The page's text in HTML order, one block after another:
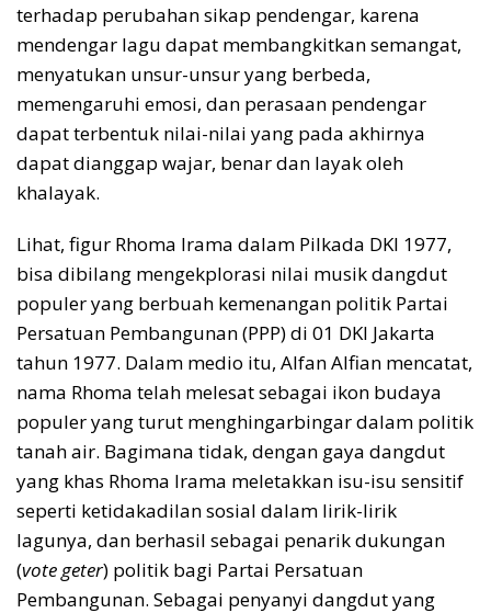
terhadap perubahan sikap pendengar, karena
mendengar lagu dapat membangkitkan semangat,
menyatukan unsur-unsur yang berbeda,
memengaruhi emosi, dan perasaan pendengar
dapat terbentuk nilai-nilai yang pada akhirnya
dapat dianggap wajar, benar dan layak oleh
khalayak.
Lihat, figur Rhoma Irama dalam Pilkada DKI 1977,
bisa dibilang mengekplorasi nilai musik dangdut
populer yang berbuah kemenangan politik Partai
Persatuan Pembangunan (PPP) di 01 DKI Jakarta
tahun 1977. Dalam medio itu, Alfan Alfian mencatat,
nama Rhoma telah melesat sebagai ikon budaya
populer yang turut menghingarbingar dalam politik
tanah air. Bagimana tidak, dengan gaya dangdut
yang khas Rhoma Irama meletakkan isu-isu sensitif
seperti ketidakadilan sosial dalam lirik-lirik
lagunya, dan berhasil sebagai penarik dukungan
(vote geter) politik bagi Partai Persatuan
Pembangunan. Sebagai penyanyi dangdut yang